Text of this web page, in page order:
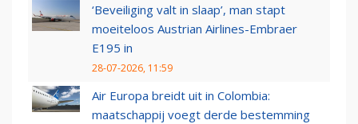
‘Beveiliging valt in slaap’, man stapt
moeiteloos Austrian Airlines-Embraer
E195 in
28-07-2026, 11:59
Air Europa breidt uit in Colombia:
maatschappij voegt derde bestemming